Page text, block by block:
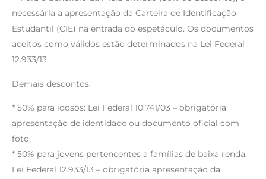
necessária a apresentação da Carteira de Identificação
Estudantil (CIE) na entrada do espetáculo. Os documentos
aceitos como válidos estão determinados na Lei Federal
12.933/13.
Demais descontos:
* 50% para idosos: Lei Federal 10.741/03 – obrigatória
apresentação de identidade ou documento oficial com
foto.
* 50% para jovens pertencentes a famílias de baixa renda:
Lei Federal 12.933/13 – obrigatória apresentação da